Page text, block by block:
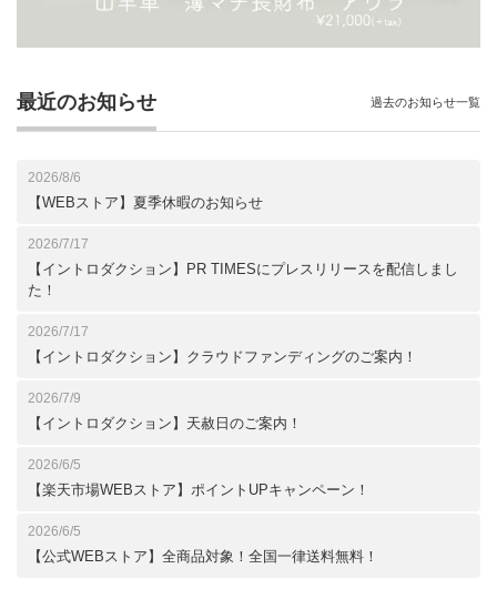
最近のお知らせ
2026/8/6
【WEBストア】夏季休暇のお知らせ
2026/7/17
【イントロダクション】PR TIMESにプレスリリースを配信しまし
た！
2026/7/17
【イントロダクション】クラウドファンディングのご案内！
2026/7/9
【イントロダクション】天赦日のご案内！
2026/6/5
【楽天市場WEBストア】ポイントUPキャンペーン！
2026/6/5
【公式WEBストア】全商品対象！全国一律送料無料！
過去のお知らせ一覧